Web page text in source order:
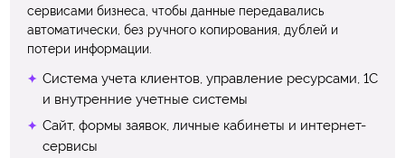
сервисами бизнеса, чтобы данные передавались
автоматически, без ручного копирования, дублей и
потери информации.
Система учета клиентов, управление ресурсами, 1С
и внутренние учетные системы
Сайт, формы заявок, личные кабинеты и интернет-
сервисы